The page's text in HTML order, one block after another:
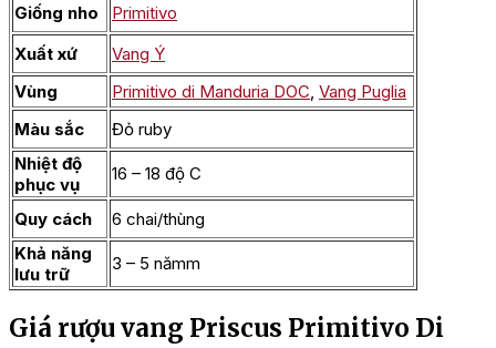
Giống nho
Primitivo
Xuất xứ
Vang Ý
Vùng
Primitivo di Manduria DOC Vang Puglia
Màu sắc
Đỏ ruby
Nhiệt độ
phục vụ
16 – 18 độ C
Quy cách
6 chai/thùng
Khả năng
lưu trữ
3 – 5 nămm
Giá rượu vang Priscus Primitivo Di